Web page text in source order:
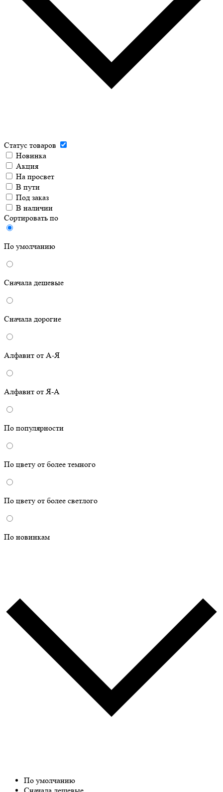
Статус товаров
Новинка
Акция
На просвет
В пути
Под заказ
В наличии
Сортировать по
По умолчанию
Сначала дешевые
Сначала дорогие
Алфавит от А-Я
Алфавит от Я-А
По популярности
По цвету от более темного
По цвету от более светлого
По новинкам
По умолчанию